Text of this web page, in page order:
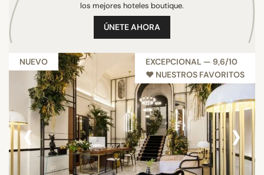
los mejores hoteles boutique.
ÚNETE AHORA
NUEVO
EXCEPCIONAL — 9,6/10
♥︎ NUESTROS FAVORITOS
‹ ›